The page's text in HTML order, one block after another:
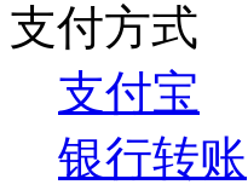
支付方式
支付宝
银行转账